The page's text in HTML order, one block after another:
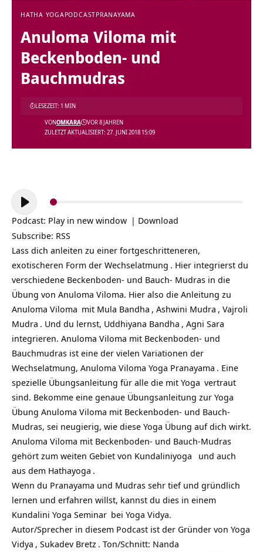
HATHA YOGAPODCASTPRANAYAMA
Anuloma Viloma mit
Beckenboden- und
Bauchmudras
ZULETZT AKTUALISIERT: 27. JUNI 2018 15:09
VONOMKARA VOR 8 JAHREN
LESEZEIT: 1 MIN
Audio-
Player
Podcast: Play in new window | Download
Subscribe: RSS
Lass dich anleiten zu einer fortgeschritteneren,
exotischeren Form der Wechselatmung . Hier integrierst du
verschiedene Beckenboden- und Bauch- Mudras in die
Übung von Anuloma Viloma. Hier also die Anleitung zu
Anuloma Viloma mit Mula Bandha , Ashwini Mudra , Vajroli
Mudra . Und du lernst, Uddhiyana Bandha , Agni Sara
integrieren. Anuloma Viloma mit Beckenboden- und
Bauchmudras ist eine der vielen Variationen der
Wechselatmung, Anuloma Viloma Yoga Pranayama . Eine
spezielle Übungsanleitung für alle die mit Yoga vertraut
sind. Bekomme eine genaue Übungsanleitung zur Yoga
Übung Anuloma Viloma mit Beckenboden- und Bauch-
Mudras, sei neugierig, wie diese Yoga Übung auf dich wirkt.
Anuloma Viloma mit Beckenboden- und Bauch-Mudras
gehört zum weiten Gebiet von Kundaliniyoga
und auch
aus dem Hathayoga .
Wenn du Pranayama und Mudras sehr tief und gründlich
lernen und erfahren willst, kannst du dies in einem
Kundalini Yoga Seminar bei Yoga Vidya.
Autor/Sprecher in diesem Podcast ist der Gründer von Yoga
Vidya , Sukadev Bretz . Ton/Schnitt: Nanda